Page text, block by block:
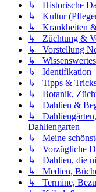
↳ Historische
↳ Kultur
↳ Krankheiten &
↳ Züchtung &
↳ Vorstellung
↳
↳ Identifikation
↳ Tipps &
↳ Botanik,
↳ Dahlien &
↳
Dahliengarten
↳ Meine
↳ Vorzügliche
↳ Dahlien, die
↳ Medien,
↳ Termine,